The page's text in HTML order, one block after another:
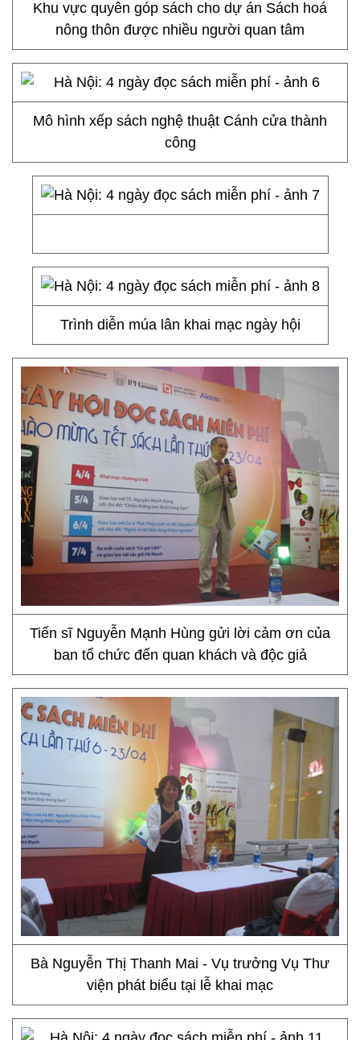
Khu vực quyên góp sách cho dự án Sách hoá
nông thôn được nhiều người quan tâm
Mô hình xếp sách nghệ thuật Cánh cửa thành
công
Trình diễn múa lân khai mạc ngày hội
Tiến sĩ Nguyễn Mạnh Hùng gửi lời cảm ơn của
ban tổ chức đến quan khách và độc giả
Bà Nguyễn Thị Thanh Mai - Vụ trưởng Vụ Thư
viện phát biểu tại lễ khai mạc